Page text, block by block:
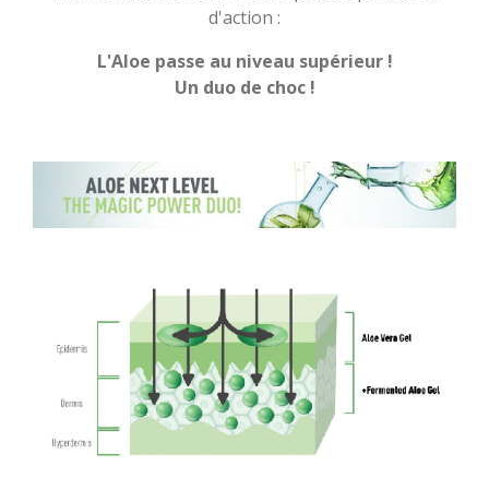
d'action :
L'Aloe passe au niveau supérieur !
Un duo de choc !